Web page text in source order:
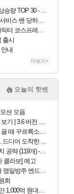
30 - 월간 치지직
하는 것도 있었군요
코스프레한 꽁주
출시
내
더보기+
오늘의 핫벤
션 모음
깃든 검의 결심」이 8월 20일에 업데이트됩니다!
꾸르륵소리나는데
치사 메신저백! 실물 후기
) - 야영의 달인 도전과제
콜라보] 예고
드필드 [펠리카] 판매 예정
희
넷플릭스 계약 규모 추측